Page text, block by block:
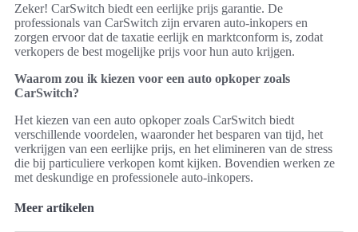
Zeker! CarSwitch biedt een eerlijke prijs garantie. De
professionals van CarSwitch zijn ervaren auto-inkopers en
zorgen ervoor dat de taxatie eerlijk en marktconform is, zodat
verkopers de best mogelijke prijs voor hun auto krijgen.
Waarom zou ik kiezen voor een auto opkoper zoals
CarSwitch?
Het kiezen van een auto opkoper zoals CarSwitch biedt
verschillende voordelen, waaronder het besparen van tijd, het
verkrijgen van een eerlijke prijs, en het elimineren van de stress
die bij particuliere verkopen komt kijken. Bovendien werken ze
met deskundige en professionele auto-inkopers.
Meer artikelen